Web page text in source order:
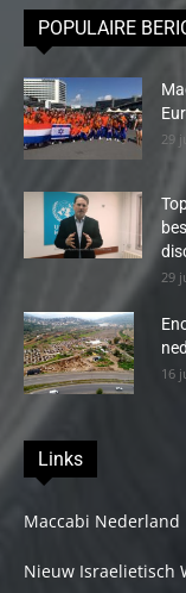
POPULAIRE
29
29
16
Links
Maccabi Nederland
Nieuw Israelietisch